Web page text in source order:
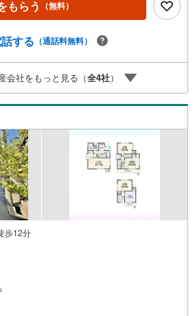
けします・写真では伝わりにくい「空気
確認できます・リモート相談は第三者によ
バーチャル背景でプライバシーも安心・忙
に変わって予め確認も・別々の場所から家
もできます・お気軽にご相談下さい～営業
こちらのお時間でしたらお電話でのお問
すお気軽にお問合せください
もらう （無料）
する （通話料無料）
会社をもっと見る（全4社）
歩12分
2